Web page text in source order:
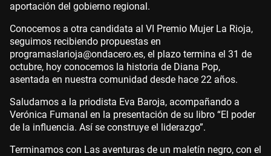
aportación del gobierno regional.
Conocemos a otra candidata al VI Premio Mujer La Rioja,
seguimos recibiendo propuestas en
programaslarioja@ondacero.es, el plazo termina el 31 de
octubre, hoy conocemos la historia de Diana Pop,
asentada en nuestra comunidad desde hace 22 años.
Saludamos a la priodista Eva Baroja, acompañando a
Verónica Fumanal en la presentación de su libro “El poder
de la influencia. Así se construye el liderazgo”.
Terminamos con Las aventuras de un maletín negro, con el